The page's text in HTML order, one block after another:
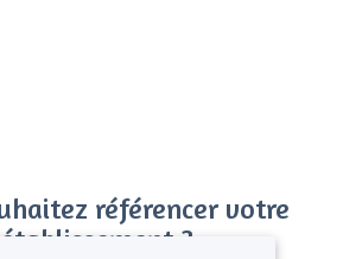
référencer votre
établissement ?